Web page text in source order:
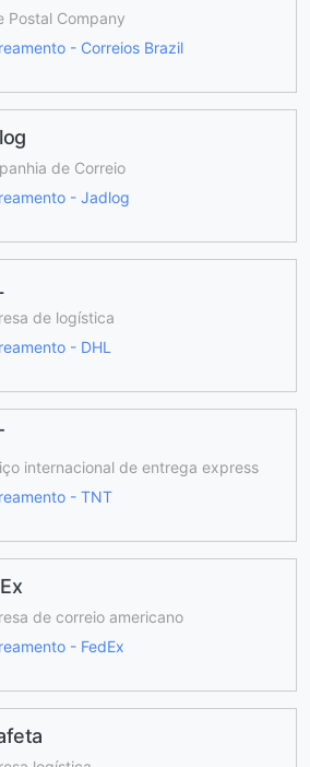
Postal Company
- Correios Brazil
de Correio
- Jadlog
de logística
- DHL
internacional de entrega express
- TNT
de correio americano
- FedEx